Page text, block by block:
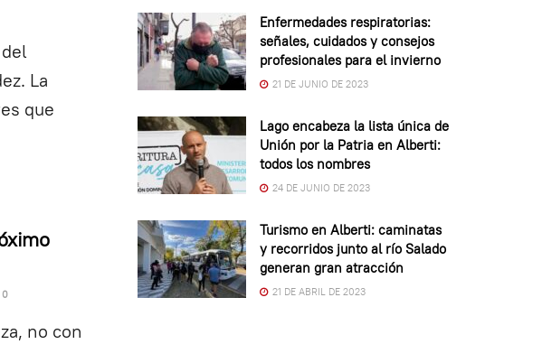
La
que
0
no con
Enfermedades respiratorias:
señales, cuidados y consejos
profesionales para el invierno
21 DE JUNIO DE 2023
Lago encabeza la lista única de
Unión por la Patria en Alberti:
todos los nombres
24 DE JUNIO DE 2023
Turismo en Alberti: caminatas
y recorridos junto al río Salado
generan gran atracción
21 DE ABRIL DE 2023